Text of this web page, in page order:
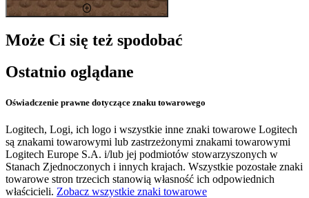
Może Ci się też spodobać
Ostatnio oglądane
Oświadczenie prawne dotyczące znaku towarowego
Logitech, Logi, ich logo i wszystkie inne znaki towarowe Logitech
są znakami towarowymi lub zastrzeżonymi znakami towarowymi
Logitech Europe S.A. i/lub jej podmiotów stowarzyszonych w
Stanach Zjednoczonych i innych krajach. Wszystkie pozostałe znaki
towarowe stron trzecich stanowią własność ich odpowiednich
właścicieli. Zobacz wszystkie znaki towarowe